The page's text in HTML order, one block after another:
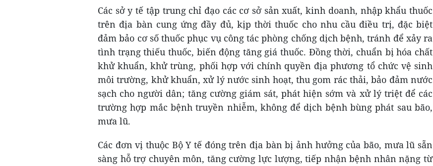
Các sở y tế tập trung chỉ đạo các cơ sở sản xuất, kinh doanh, nhập khẩu thuốc
trên địa bàn cung ứng đầy đủ, kịp thời thuốc cho nhu cầu điều trị, đặc biệt
đảm bảo cơ số thuốc phục vụ công tác phòng chống dịch bệnh, tránh để xảy ra
tình trạng thiếu thuốc, biến động tăng giá thuốc. Đồng thời, chuẩn bị hóa chất
khử khuẩn, khử trùng, phối hợp với chính quyền địa phương tổ chức vệ sinh
môi trường, khử khuẩn, xử lý nước sinh hoạt, thu gom rác thải, bảo đảm nước
sạch cho người dân; tăng cường giám sát, phát hiện sớm và xử lý triệt để các
trường hợp mắc bệnh truyền nhiễm, không để dịch bệnh bùng phát sau bão,
mưa lũ.
Các đơn vị thuộc Bộ Y tế đóng trên địa bàn bị ảnh hưởng của bão, mưa lũ sẵn
sàng hỗ trợ chuyên môn, tăng cường lực lượng, tiếp nhận bệnh nhân nặng từ